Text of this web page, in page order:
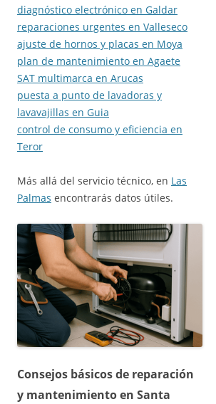
diagnóstico electrónico en Galdar
reparaciones urgentes en Valleseco
ajuste de hornos y placas en Moya
plan de mantenimiento en Agaete
SAT multimarca en Arucas
puesta a punto de lavadoras y
lavavajillas en Guia
control de consumo y eficiencia en
Teror
Más allá del servicio técnico, en Las
Palmas encontrarás datos útiles.
Consejos básicos de reparación
y mantenimientoen Santa